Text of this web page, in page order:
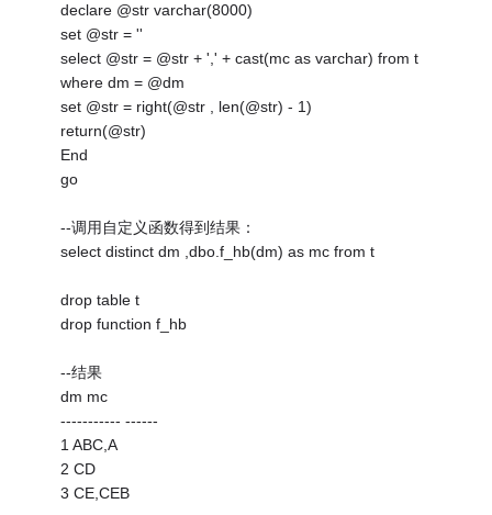
declare @str varchar(8000)
set @str = ''
select @str = @str + ',' + cast(mc as varchar) from t
where dm = @dm
set @str = right(@str , len(@str) - 1)
return(@str)
End
go
--调用自定义函数得到结果：
select distinct dm ,dbo.f_hb(dm) as mc from t
drop table t
drop function f_hb
--结果
dm mc
----------- ------
1 ABC,A
2 CD
3 CE,CEB